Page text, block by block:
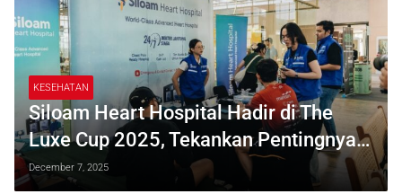
KESEHATAN
Siloam Heart Hospital Hadir di The
Luxe Cup 2025, Tekankan Pentingnya
Olahraga Aman untuk Jantung
December 7, 2025